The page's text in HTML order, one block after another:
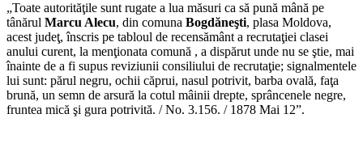
„Toate autorităţile sunt rugate a lua măsuri ca să pună mână pe
tânărul Marcu Alecu, din comuna Bogdăneşti, plasa Moldova,
acest judeţ, înscris pe tabloul de recensământ a recrutaţiei clasei
anului curent, la menţionata comună , a dispărut unde nu se ştie, mai
înainte de a fi supus reviziunii consiliului de recrutaţie; signalmentele
lui sunt: părul negru, ochii căprui, nasul potrivit, barba ovală, faţa
brună, un semn de arsură la cotul mâinii drepte, sprâncenele negre,
fruntea mică şi gura potrivită. / No. 3.156. / 1878 Mai 12”.